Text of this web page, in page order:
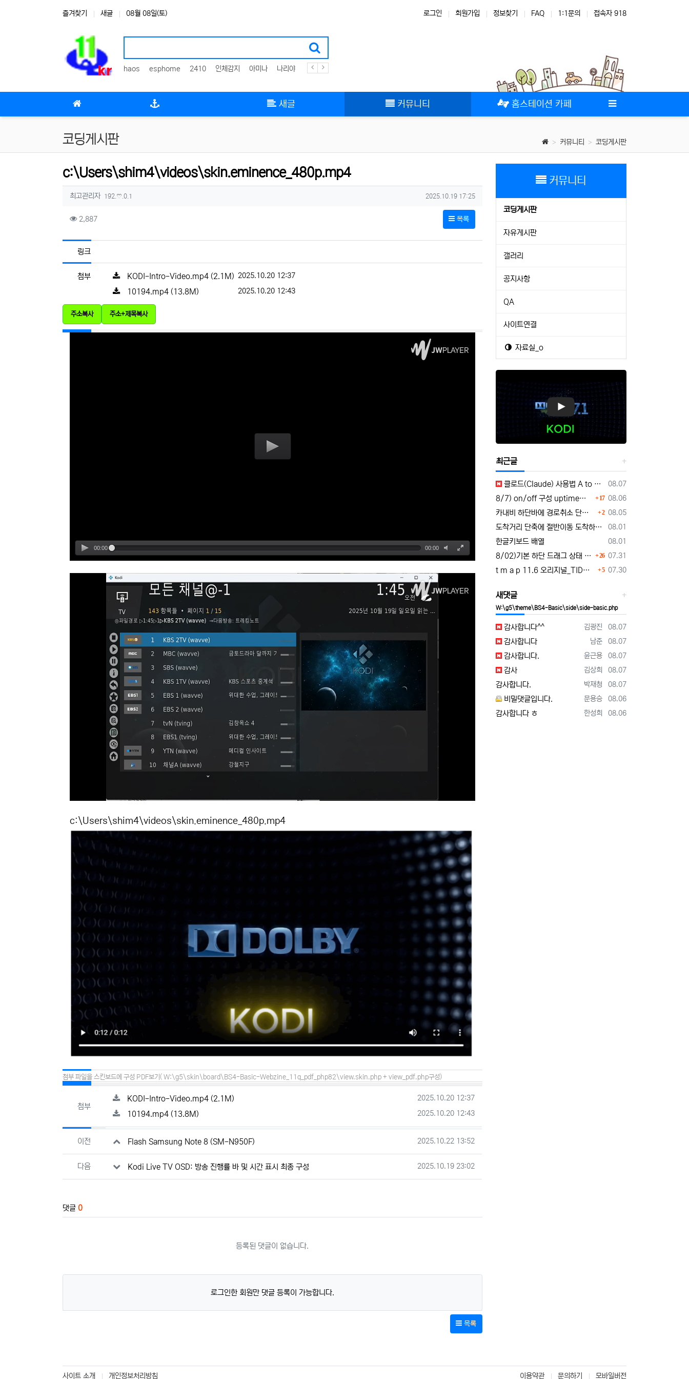
즐겨찾기 새글 08월 08일(토) 로그인 회원가입 정보찾기 FAQ 1:1문의 접속자 918
haos esphome 2410 인체감지 아미나 나리야 플러그인 위젯 애드온
새글 커뮤니티 홈스테이션 카페
코딩게시판 커뮤니티 코딩게시판
c:\Users\shim4\videos\skin.eminence_480p.mp4
작성자 정보
최고관리자작성
192.♡.0.1 작성일
2025.10.19 17:25
컨텐츠 정보
2,887조회 목록
링크
첨부 KODI-Intro-Video.mp4 파일크기
(2.1M) 등록일
2025.10.20 12:37
10194.mp4 파일크기
(13.8M) 등록일
2025.10.20 12:43
주소복사 주소+제목복사
00:00 00:00
c:\Users\shim4\videos\skin.eminence_480p.mp4
첨부 파일을 스킨보드에 구성 PDF보기( W:\g5\skin\board\BS4-Basic-Webzine_11q_pdf_php82\view.skin.php + view_pdf.php구성)
첨부
KODI-Intro-Video.mp4 파일크기
(2.1M) 등록일
2025.10.20 12:37
10194.mp4 파일크기
(13.8M) 등록일
2025.10.20 12:43
이전 Flash Samsung Note 8 (SM-N950F) 작성일
2025.10.22 13:52
다음 Kodi Live TV OSD: 방송 진행률 바 및 시간 표시 최종 구성 작성일
2025.10.19 23:02
댓글 0
등록된 댓글이 없습니다.
로그인한 회원만 댓글 등록이 가능합니다.
목록
커뮤니티
코딩게시판
자유게시판
갤러리
공지사항
QA
사이트연결
자료실_o
최근글
등록일
08.07
클로드(Claude) 사용법 A to Z｜가입부터 업무 활용법 VSCODE 연결 까지
등록일
08.06
8/7) on/off 구성 uptime표시로 운행시간표시 🚗최근목적지 바로가기 및 ⛔이전화면이동과 260807
댓글
17
등록일
08.05
카내비 하단바에 경로취소 단축버튼 추가 요청
댓글
2
등록일
08.01
도착거리 단축에 절반이동 도착하기 로드리게스로 5가지를 한 번에 배우세요
등록일
08.01
한글키보드 배열
등록일
07.31
8/02)기본 하단 드래그 상태 시작 기능 carnavi-11-6-0-3944_cargps_260802.apk
댓글
26
등록일
07.30
t m a p 11.6 오리지널_TID로그인 파일설치 tmap-11-6-0-3944_org signed.apk
댓글
5
새댓글
W:\g5\theme\BS4-Basic\side\side-basic.php
등록자
김광진 등록일
08.07
감사합니다^^
등록자
남준 등록일
08.07
감사합니다
등록자
윤근용 등록일
08.07
감사합니다.
등록자
김상희 등록일
08.07
감사
등록자
박재청 등록일
08.07
감사합니다.
등록자
문용승 등록일
08.06
비밀댓글입니다.
등록자
한성희 등록일
08.06
감사합니다 ㅎ
사이트 소개 개인정보처리방침 이용약관 문의하기 모바일버전